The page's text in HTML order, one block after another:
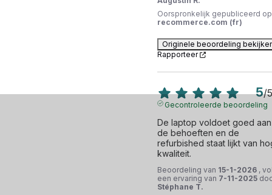
Oorspronkelijk gepubliceerd op
recommerce.com (fr)
Originele beoordeling
Rapporteer
5/5
Gecontroleerde beoordeling
De laptop voldoet goed aan
de behoeften en de
refurbished staat lijkt van
kwaliteit.
Beoordeling van 15-1-2026 ,
een ervaring van 7-11-2025
Stéphane T.